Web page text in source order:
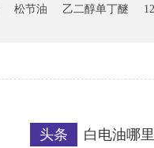
松节油 乙二醇单丁醚
白电油哪
头条